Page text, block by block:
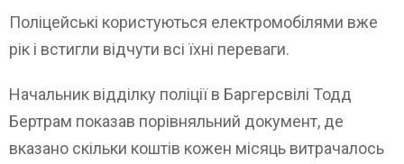
Поліцейські користуються електромобілями вже
рік і встигли відчути всі їхні переваги.
Начальник відділку поліції в Баргерсвілі Тодд
Бертрам показав порівняльний документ, де
вказано скільки коштів кожен місяць витрачалось